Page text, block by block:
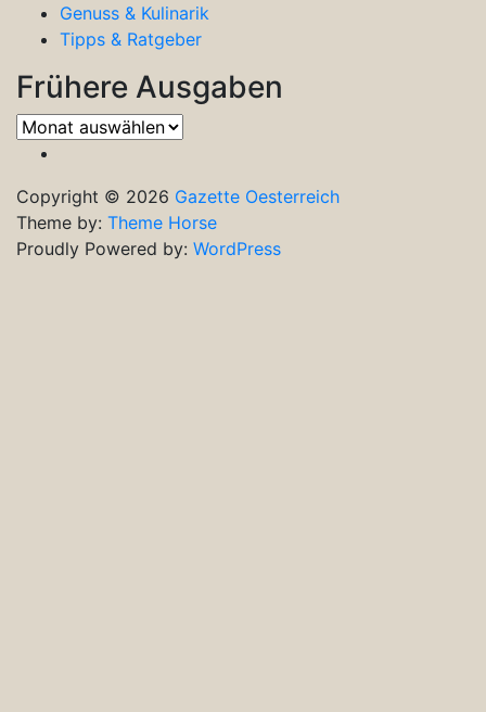
Genuss & Kulinarik
Tipps & Ratgeber
Frühere Ausgaben
Frühere
Ausgaben
Copyright © 2026 Gazette Oesterreich
Theme by: Theme Horse
Proudly Powered by: WordPress